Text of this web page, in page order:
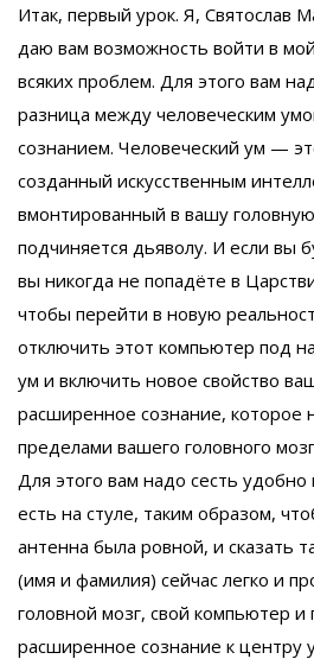
Итак, первый урок. Я, Святослав
даю вам возможность войти в
всяких проблем. Для этого вам
разница между человеческим
сознанием. Человеческий ум —
созданный искусственным
вмонтированный в вашу
подчиняется дьяволу. И если вы
вы никогда не попадёте в
чтобы перейти в новую
отключить этот компьютер под
ум и включить новое свойство
расширенное сознание, которое
пределами вашего головного
Для этого вам надо сесть удобно
есть на стуле, таким образом,
антенна была ровной, и сказать
(имя и фамилия) сейчас легко и
головной мозг, свой компьютер
расширенное сознание к центру